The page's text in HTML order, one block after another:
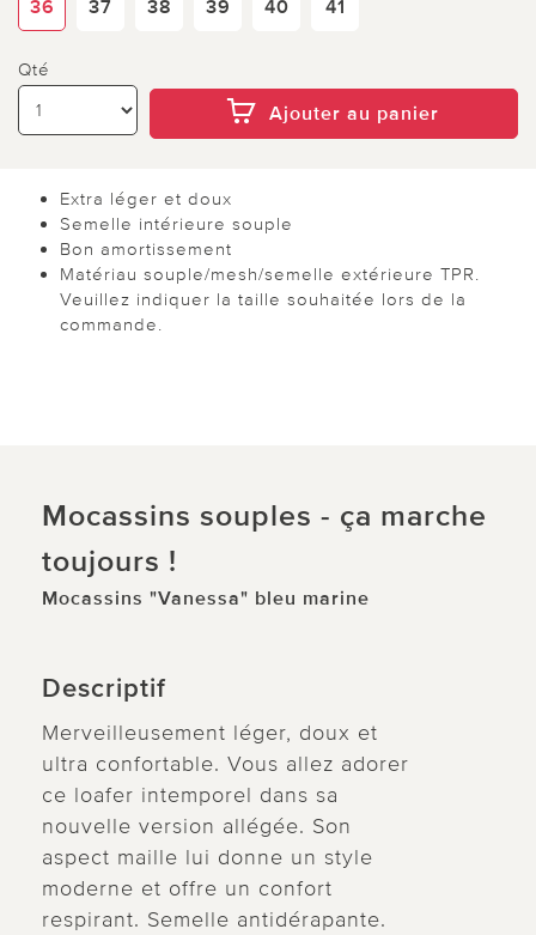
36 37 38 39 40 41
Qté
Ajouter au panier
Extra léger et doux
Semelle intérieure souple
Bon amortissement
Matériau souple/mesh/semelle extérieure TPR.
Veuillez indiquer la taille souhaitée lors de la
commande.
Mocassins souples - ça marche
toujours !
Mocassins "Vanessa" bleu marine
Descriptif
Merveilleusement léger, doux et
ultra confortable. Vous allez adorer
ce loafer intemporel dans sa
nouvelle version allégée. Son
aspect maille lui donne un style
moderne et offre un confort
respirant. Semelle antidérapante.